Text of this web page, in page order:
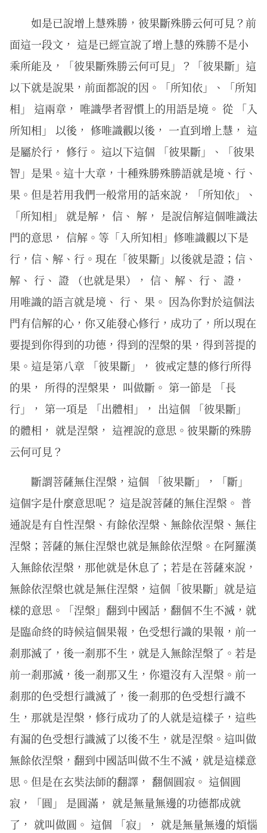
如是已說增上慧殊勝，彼果斷殊勝云何可見？前
面這一段文， 這是已經宣說了增上慧的殊勝不是小
乘所能及，「彼果斷殊勝云何可見」？「彼果斷」這
以下就是說果，前面都說的因。「所知依」、「所知
相」 這兩章， 唯識學者習慣上的用語是境。 從 「入
所知相」 以後， 修唯識觀以後， 一直到增上慧， 這
是屬於行， 修行。 這以下這個 「彼果斷」、「彼果
智」是果。這十大章，十種殊勝殊勝語就是境、行、
果。但是若用我們一般常用的話來說，「所知依」、
「所知相」 就是解， 信、 解， 是說信解這個唯識法
門的意思， 信解。等「入所知相」修唯識觀以下是
行，信、解、行。現在「彼果斷」以後就是證；信、
解、 行、 證 （也就是果）， 信、 解、 行、 證，
用唯識的語言就是境、 行、 果。 因為你對於這個法
門有信解的心，你又能發心修行，成功了，所以現在
要提到你得到的功德，得到的涅槃的果，得到菩提的
果。這是第八章 「彼果斷」， 彼戒定慧的修行所得
的果， 所得的涅槃果， 叫做斷。 第一節是 「長
行」， 第一項是 「出體相」， 出這個 「彼果斷」
的體相， 就是涅槃， 這裡說的意思。彼果斷的殊勝
云何可見？
斷謂菩薩無住涅槃，這個 「彼果斷」，「斷」
這個字是什麼意思呢？ 這是說菩薩的無住涅槃。 普
通說是有自性涅槃、有餘依涅槃、無餘依涅槃、無住
涅槃；菩薩的無住涅槃也就是無餘依涅槃。在阿羅漢
入無餘依涅槃，那他就是休息了；若是在菩薩來說，
無餘依涅槃也就是無住涅槃，這個「彼果斷」就是這
樣的意思。「涅槃」翻到中國話，翻個不生不滅，就
是臨命終的時候這個果報，色受想行識的果報，前一
剎那滅了，後一剎那不生，就是入無餘涅槃了。若是
前一剎那滅，後一剎那又生，你還沒有入涅槃。前一
剎那的色受想行識滅了，後一剎那的色受想行識不
生，那就是涅槃，修行成功了的人就是這樣子，這些
有漏的色受想行識滅了以後不生，就是涅槃。這叫做
無餘依涅槃，翻到中國話叫做不生不滅，就是這樣意
思。但是在玄奘法師的翻譯， 翻個圓寂。 這個圓
寂，「圓」 是圓滿， 就是無量無邊的功德都成就
了， 就叫做圓。 這個 「寂」， 就是無量無邊的煩惱